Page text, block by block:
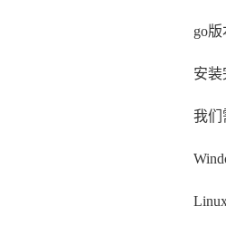
go
安装
我们